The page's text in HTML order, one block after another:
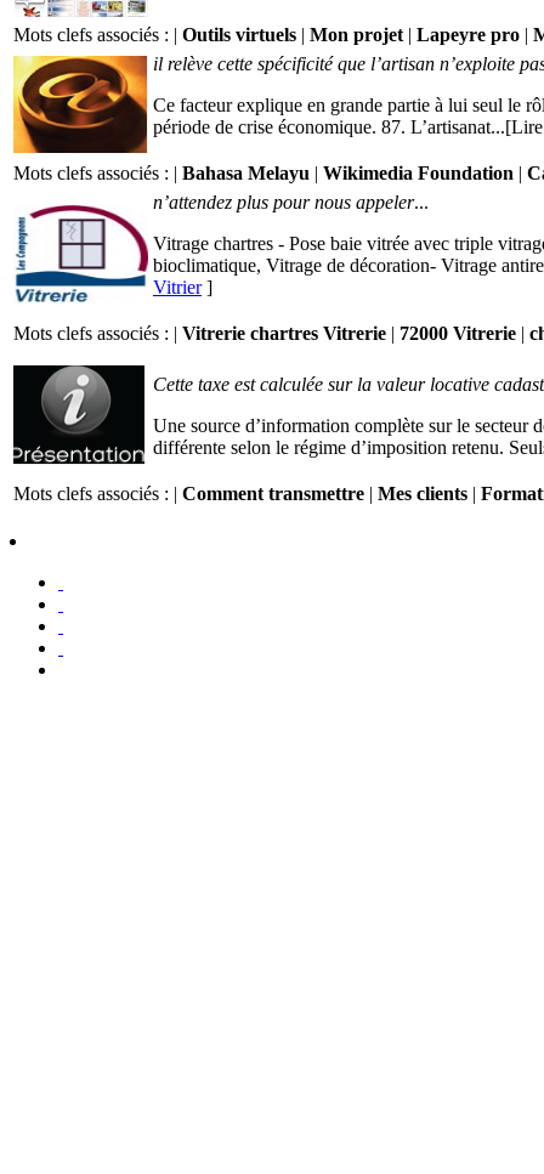
Mots clefs associés : | Outils virtuels | Mon projet | Lapeyre pro |
il relève cette spécificité que l’artisan n’exploite
Ce facteur explique en grande partie à lui seul le
période de crise économique. 87.
Mots clefs associés : | Bahasa Melayu | Wikimedia Foundation |
n’attendez plus pour nous appeler...
Vitrage chartres - Pose baie vitrée avec triple
bioclimatique, Vitrage de décoration- Vitrage
Vitrier]
Mots clefs associés : | Vitrerie chartres Vitrerie | 72000 Vitrerie |
Cette taxe est calculée sur la valeur locative
Une source d’information complète sur le secteur
différente selon le régime d’imposition retenu.
Mots clefs associés : | Comment transmettre | Mes clients |